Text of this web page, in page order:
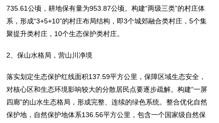
735.61公顷，耕地保有量为953.87公顷。构建“两级三类”的村庄体
系，形成“3+5+10”的村庄布局结构，即3个城郊融合类村庄，5个集
聚提升类村庄，10个生态保护类村庄。
2、保山水格局，营山川净境
落实划定生态保护红线面积137.59平方公里，保障区域生态安全，
对核心区和生态环境影响较大的分散居民点要逐步疏解。构建“一屏
四廊”的山水生态格局，形成完整、连续的绿色系统。整合优化自然
保护地，自然保护地体系136.56平方公里，包含一个国家级自然保